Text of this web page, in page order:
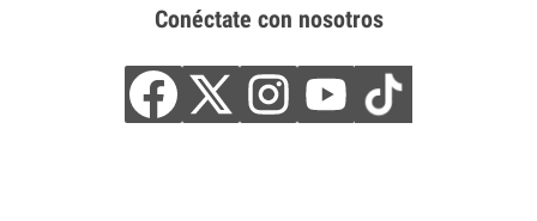
Conéctate con nosotros